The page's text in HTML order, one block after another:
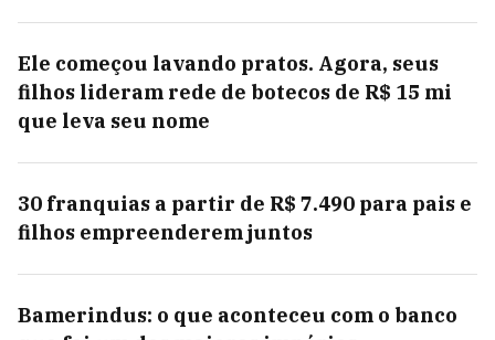
Ele começou lavando pratos. Agora, seus
filhos lideram rede de botecos de R$ 15 mi
que leva seu nome
30 franquias a partir de R$ 7.490 para pais e
filhos empreenderem juntos
Bamerindus: o que aconteceu com o banco